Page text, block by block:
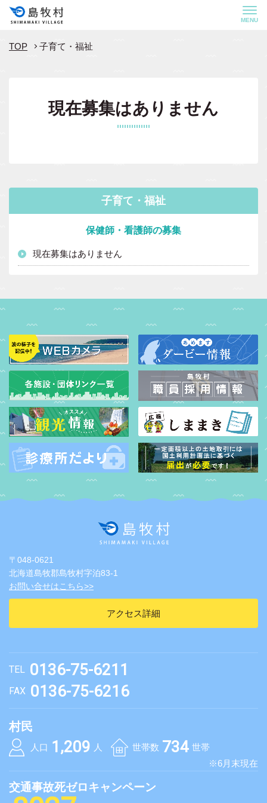
MENU
TOP 子育て・福祉
現在募集はありません
子育て・福祉
保健師・看護師の募集
現在募集はありません
〒048-0621
北海道島牧郡島牧村字泊83-1
お問い合せはこちら>>
アクセス詳細
TEL 0136-75-6211
FAX 0136-75-6216
村民
人口 1,209 人 世帯数 734 世帯
※6月末現在
交通事故死ゼロキャンペーン